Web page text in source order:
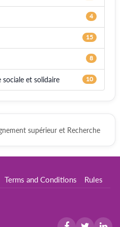
4
15
8
sociale et solidaire 10
supérieur et Recherche
Terms and Conditions Rules